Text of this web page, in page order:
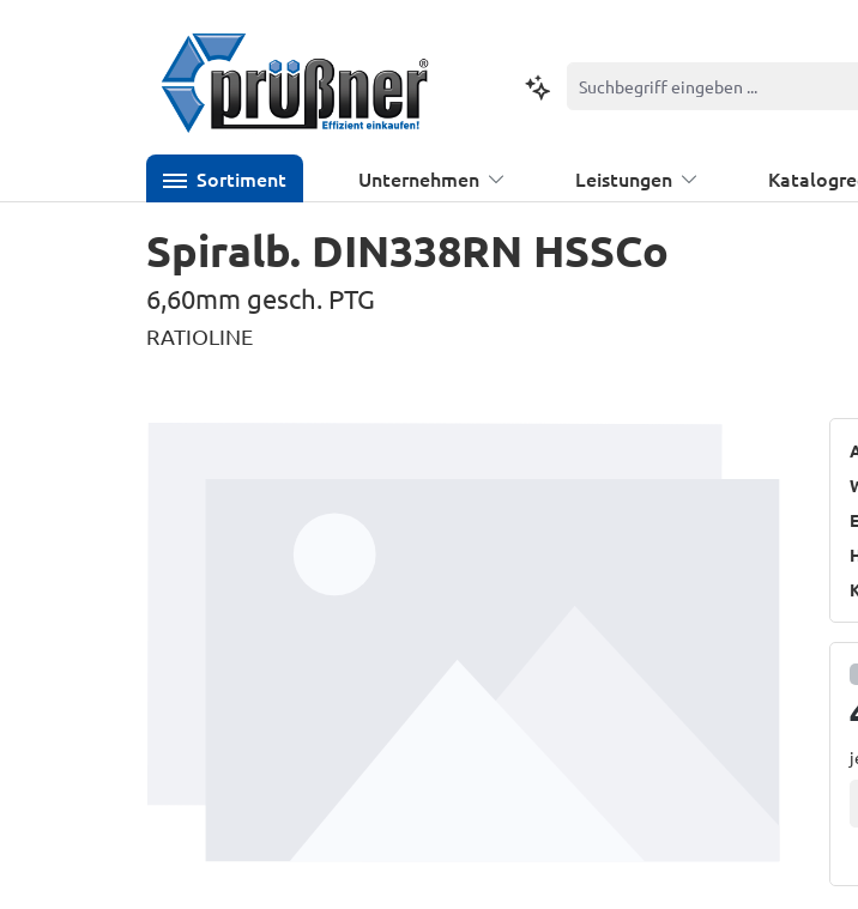
Kontextbasierte Suche
Sortiment Unternehmen Leistungen
Spiralb. DIN338RN HSSCo
6,60mm gesch. PTG
RATIOLINE